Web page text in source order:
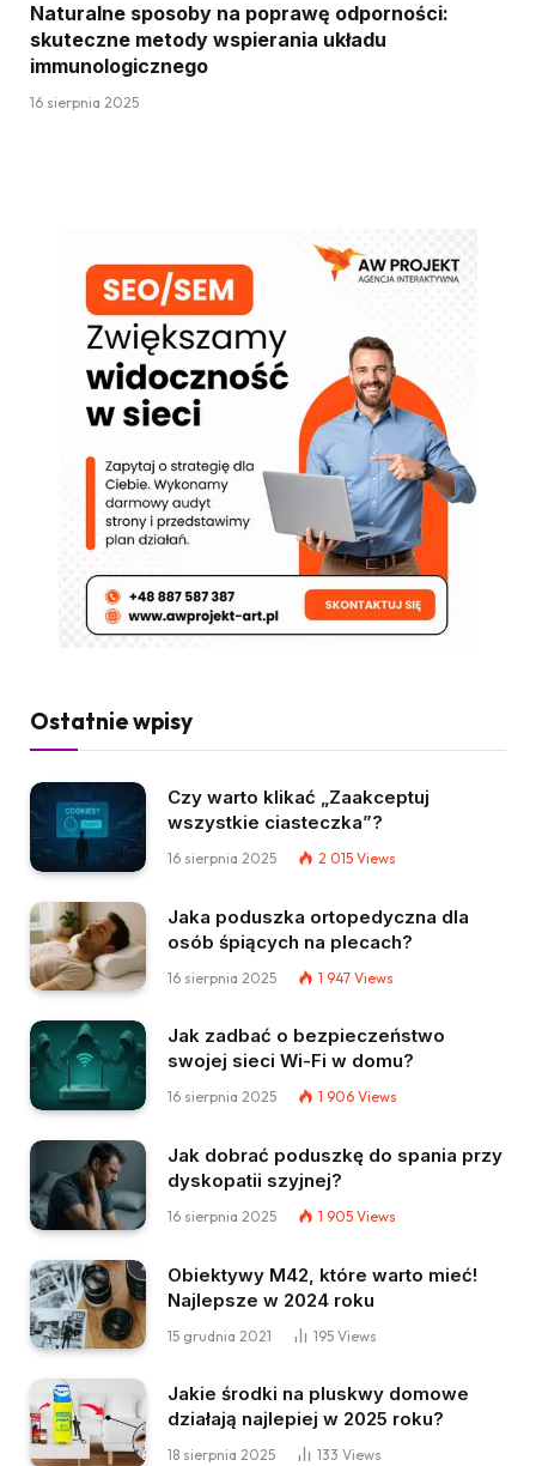
Naturalne sposoby na poprawę odporności:
skuteczne metody wspierania układu
immunologicznego
16 sierpnia 2025
Ostatnie wpisy
Czy warto klikać „Zaakceptuj
wszystkie ciasteczka”?
16 sierpnia 2025 2 015 Views
Jaka poduszka ortopedyczna dla
osób śpiących na plecach?
16 sierpnia 2025 1 947 Views
Jak zadbać o bezpieczeństwo
swojej sieci Wi-Fi w domu?
16 sierpnia 2025 1 906 Views
Jak dobrać poduszkę do spania przy
dyskopatii szyjnej?
16 sierpnia 2025 1 905 Views
Obiektywy M42, które warto mieć!
Najlepsze w 2024 roku
15 grudnia 2021 195 Views
Jakie środki na pluskwy domowe
działają najlepiej w 2025 roku?
18 sierpnia 2025 133 Views